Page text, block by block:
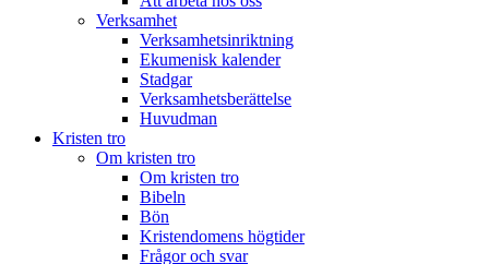
Verksamhet
Verksamhetsinriktning
Ekumenisk kalender
Stadgar
Verksamhetsberättelse
Huvudman
Kristen tro
Om kristen tro
Om kristen tro
Bibeln
Bön
Kristendomens högtider
Frågor och svar